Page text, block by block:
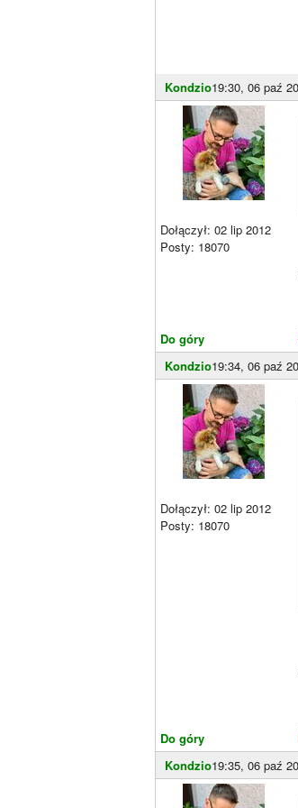
Kondzio19:30, 06 paź
Dołączył: 02 lip 2012
Posty: 18070
Do góry
Kondzio19:34, 06 paź
Dołączył: 02 lip 2012
Posty: 18070
Do góry
Kondzio19:35, 06 paź